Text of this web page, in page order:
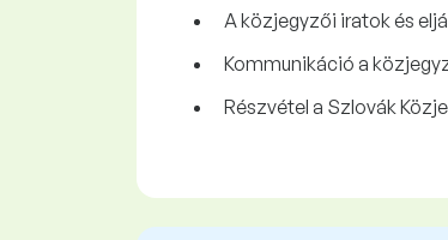
A közjegyzői iratok és
Kommunikáció a
Részvétel a Szlovák